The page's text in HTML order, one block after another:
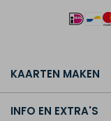
KAARTEN MAKEN
INFO EN EXTRA'S